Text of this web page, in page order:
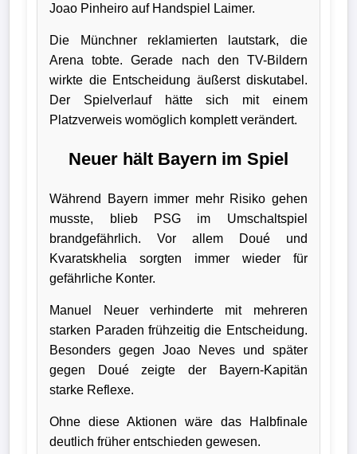
Joao Pinheiro auf Handspiel Laimer.
Die Münchner reklamierten lautstark, die
Arena tobte. Gerade nach den TV-Bildern
wirkte die Entscheidung äußerst diskutabel.
Der Spielverlauf hätte sich mit einem
Platzverweis womöglich komplett verändert.
Neuer hält Bayern im Spiel
Während Bayern immer mehr Risiko gehen
musste, blieb PSG im Umschaltspiel
brandgefährlich. Vor allem Doué und
Kvaratskhelia sorgten immer wieder für
gefährliche Konter.
Manuel Neuer verhinderte mit mehreren
starken Paraden frühzeitig die Entscheidung.
Besonders gegen Joao Neves und später
gegen Doué zeigte der Bayern-Kapitän
starke Reflexe.
Ohne diese Aktionen wäre das Halbfinale
deutlich früher entschieden gewesen.